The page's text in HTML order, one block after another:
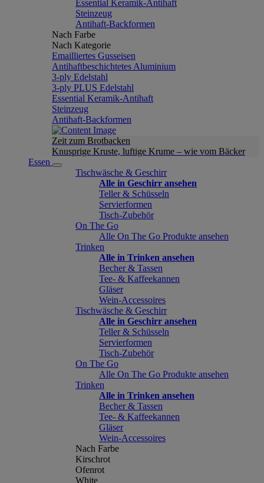
Essential Keramik-Antihaft
Steinzeug
Antihaft-Backformen
Nach Farbe
Nach Kategorie
Emailliertes Gusseisen
Antihaftbeschichtetes Aluminium
3-ply Edelstahl
3-ply PLUS Edelstahl
Essential Keramik-Antihaft
Steinzeug
Antihaft-Backformen
Zeit zum Brotbacken
Knusprige Kruste, luftige Krume – wie vom Bäcker
Essen
Tischwäsche & Geschirr
Alle in Geschirr ansehen
Teller & Schüsseln
Servierformen
Tisch-Zubehör
On The Go
Alle On The Go Produkte ansehen
Trinken
Alle in Trinken ansehen
Becher & Tassen
Tee- & Kaffeekannen
Gläser
Wein-Accessoires
Tischwäsche & Geschirr
Alle in Geschirr ansehen
Teller & Schüsseln
Servierformen
Tisch-Zubehör
On The Go
Alle On The Go Produkte ansehen
Trinken
Alle in Trinken ansehen
Becher & Tassen
Tee- & Kaffeekannen
Gläser
Wein-Accessoires
Nach Farbe
Kirschrot
Ofenrot
White